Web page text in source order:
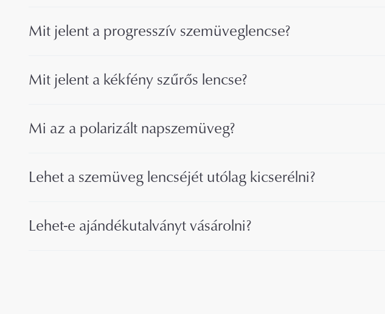
Mit jelent a progresszív szemüveglencse?
Mit jelent a kékfény szűrős lencse?
Mi az a polarizált napszemüveg?
Lehet a szemüveg lencséjét utólag kicserélni?
Lehet-e ajándékutalványt vásárolni?